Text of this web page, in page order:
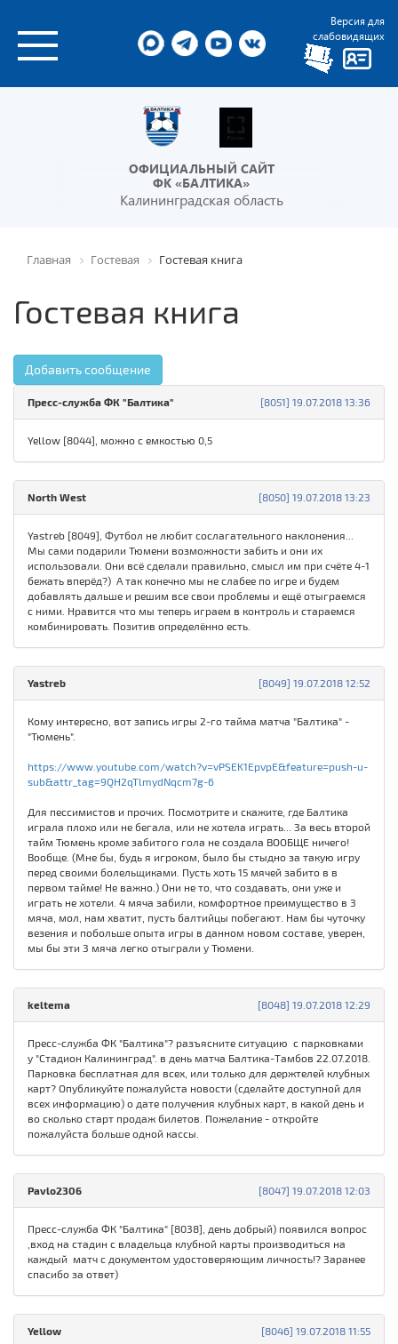
Версия для
слабовидящих
ОФИЦИАЛЬНЫЙ САЙТ
ФК «БАЛТИКА»
Калининградская область
Главная Гостевая Гостевая книга
Гостевая книга
Добавить сообщение
[8051] 19.07.2018 13:36
Пресс-служба ФК "Балтика"
Yellow [8044], можно с емкостью 0,5
[8050] 19.07.2018 13:23
North West
Yastreb [8049], Футбол не любит сослагательного наклонения...
Мы сами подарили Тюмени возможности забить и они их
использовали. Они всё сделали правильно, смысл им при счёте 4-1
бежать вперёд?) А так конечно мы не слабее по игре и будем
добавлять дальше и решим все свои проблемы и ещё отыграемся
с ними. Нравится что мы теперь играем в контроль и стараемся
комбинировать. Позитив определённо есть.
[8049] 19.07.2018 12:52
Yastreb
Кому интересно, вот запись игры 2-го тайма матча "Балтика" -
"Тюмень".
https://www.youtube.com/watch?v=vPSEK1EpvpE&feature=push-u-
sub&attr_tag=9QH2qTlmydNqcm7g-6
Для пессимистов и прочих. Посмотрите и скажите, где Балтика
играла плохо или не бегала, или не хотела играть... За весь второй
тайм Тюмень кроме забитого гола не создала ВООБЩЕ ничего!
Вообще. (Мне бы, будь я игроком, было бы стыдно за такую игру
перед своими болельщиками. Пусть хоть 15 мячей забито в в
первом тайме! Не важно.) Они не то, что создавать, они уже и
играть не хотели. 4 мяча забили, комфортное преимущество в 3
мяча, мол, нам хватит, пусть балтийцы побегают. Нам бы чуточку
везения и побольше опыта игры в данном новом составе, уверен,
мы бы эти 3 мяча легко отыграли у Тюмени.
[8048] 19.07.2018 12:29
keltema
Пресс-служба ФК "Балтика"? разъясните ситуацию с парковками
у "Стадион Калининград". в день матча Балтика-Тамбов 22.07.2018.
Парковка бесплатная для всех, или только для держтелей клубных
карт? Опубликуйте пожалуйста новости (сделайте доступной для
всех информацию) о дате получения клубных карт, в какой день и
во сколько старт продаж билетов. Пожелание - откройте
пожалуйста больше одной кассы.
[8047] 19.07.2018 12:03
Pavlo2306
Пресс-служба ФК "Балтика" [8038], день добрый) появился вопрос
,вход на стадин с владельца клубной карты производиться на
каждый матч с документом удостоверяющим личность!? Заранее
спасибо за ответ)
[8046] 19.07.2018 11:55
Yellow